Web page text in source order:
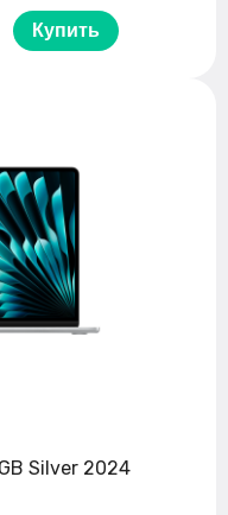
Купить
Silver 2024